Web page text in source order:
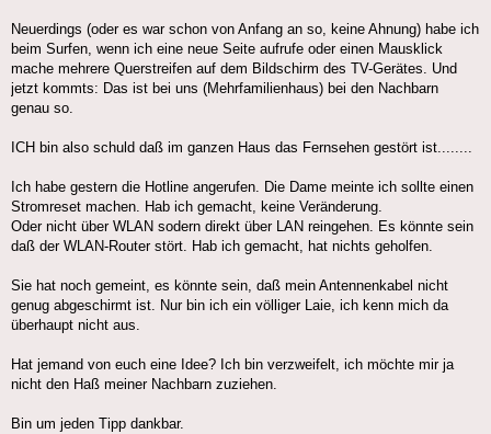
Neuerdings (oder es war schon von Anfang an so, keine Ahnung) habe ich
beim Surfen, wenn ich eine neue Seite aufrufe oder einen Mausklick
mache mehrere Querstreifen auf dem Bildschirm des TV-Gerätes. Und
jetzt kommts: Das ist bei uns (Mehrfamilienhaus) bei den Nachbarn
genau so.
ICH bin also schuld daß im ganzen Haus das Fernsehen gestört ist........
Ich habe gestern die Hotline angerufen. Die Dame meinte ich sollte einen
Stromreset machen. Hab ich gemacht, keine Veränderung.
Oder nicht über WLAN sodern direkt über LAN reingehen. Es könnte sein
daß der WLAN-Router stört. Hab ich gemacht, hat nichts geholfen.
Sie hat noch gemeint, es könnte sein, daß mein Antennenkabel nicht
genug abgeschirmt ist. Nur bin ich ein völliger Laie, ich kenn mich da
überhaupt nicht aus.
Hat jemand von euch eine Idee? Ich bin verzweifelt, ich möchte mir ja
nicht den Haß meiner Nachbarn zuziehen.
Bin um jeden Tipp dankbar.